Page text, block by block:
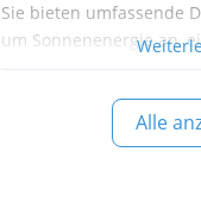
Sie bieten umfassende
um Sonnenenergie an,
über 20 Jahren
sie ein verlässlicher
Energielösungen.
Alle